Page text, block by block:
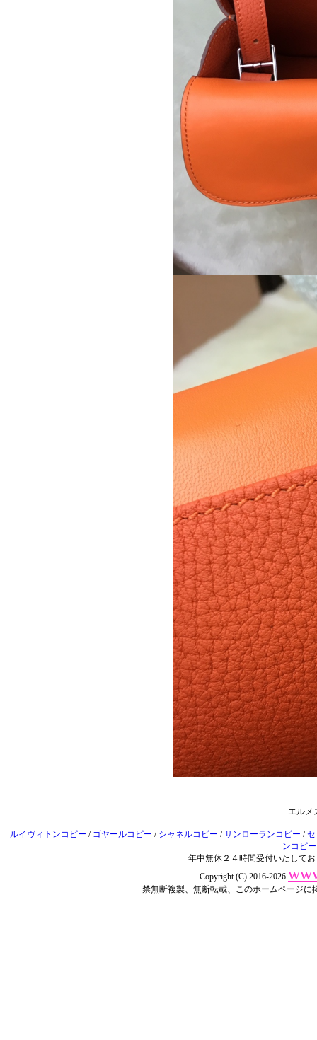
エル
ルイヴィトンコピー / ゴヤールコピー / シャネルコピー /サンローランコピー /
ンコピー
年中無休２４時間受付いたして
Copyright (C) 2016-2026
禁無断複製、無断転載、このホームページ